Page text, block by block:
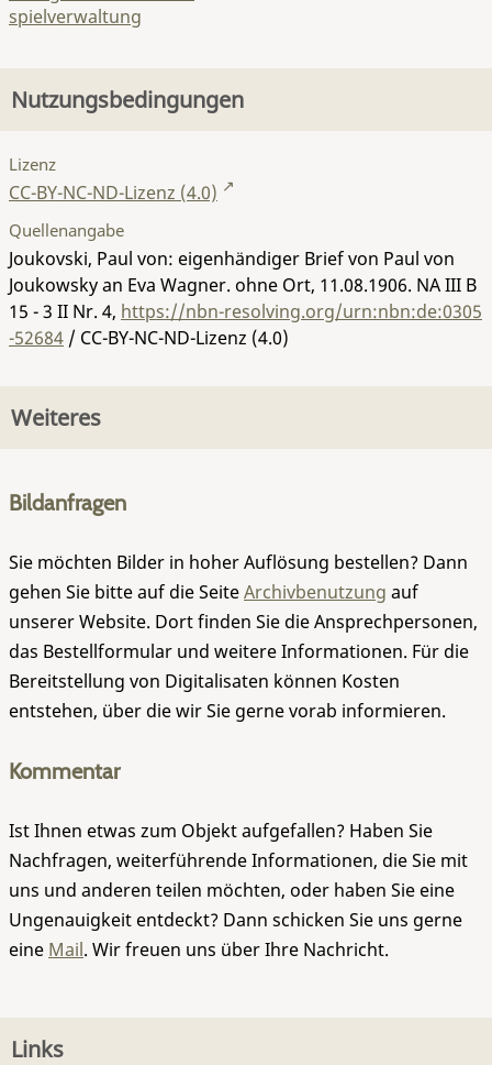
spielverwaltung
Nutzungsbedingungen
Lizenz
CC-BY-NC-ND-Lizenz (4.0)
Quellenangabe
Joukovski, Paul von: eigenhändiger Brief von Paul von
Joukowsky an Eva Wagner. ohne Ort, 11.08.1906. NA III B
15 - 3 II Nr. 4, https://nbn-resolving.org/urn:nbn:de:0305
-52684 / CC-BY-NC-ND-Lizenz (4.0)
Weiteres
Bildanfragen
Sie möchten Bilder in hoher Auflösung bestellen? Dann
gehen Sie bitte auf die SeiteArchivbenutzung auf
unserer Website. Dort finden Sie die Ansprechpersonen,
das Bestellformular und weitere Informationen. Für die
Bereitstellung von Digitalisaten können Kosten
entstehen, über die wir Sie gerne vorab informieren.
Kommentar
Ist Ihnen etwas zum Objekt aufgefallen? Haben Sie
Nachfragen, weiterführende Informationen, die Sie mit
uns und anderen teilen möchten, oder haben Sie eine
Ungenauigkeit entdeckt? Dann schicken Sie uns gerne
eine Mail. Wir freuen uns über Ihre Nachricht.
Links